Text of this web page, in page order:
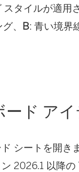
タイルが適用
、 B: 青い境界
ード ア
シートを開き
2026.1 以降